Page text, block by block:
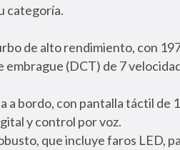
categoría.
de alto rendimiento, con
embrague (DCT) de 7
a bordo, con pantalla táctil de
y control por voz.
que incluye faros LED,